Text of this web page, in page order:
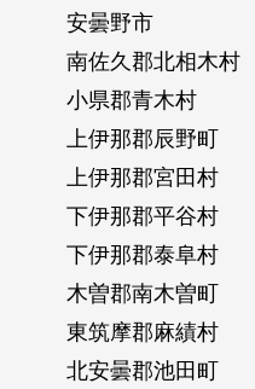
安曇野市
南佐久郡北相木村
小県郡青木村
上伊那郡辰野町
上伊那郡宮田村
下伊那郡平谷村
下伊那郡泰阜村
木曽郡南木曽町
東筑摩郡麻績村
北安曇郡池田町